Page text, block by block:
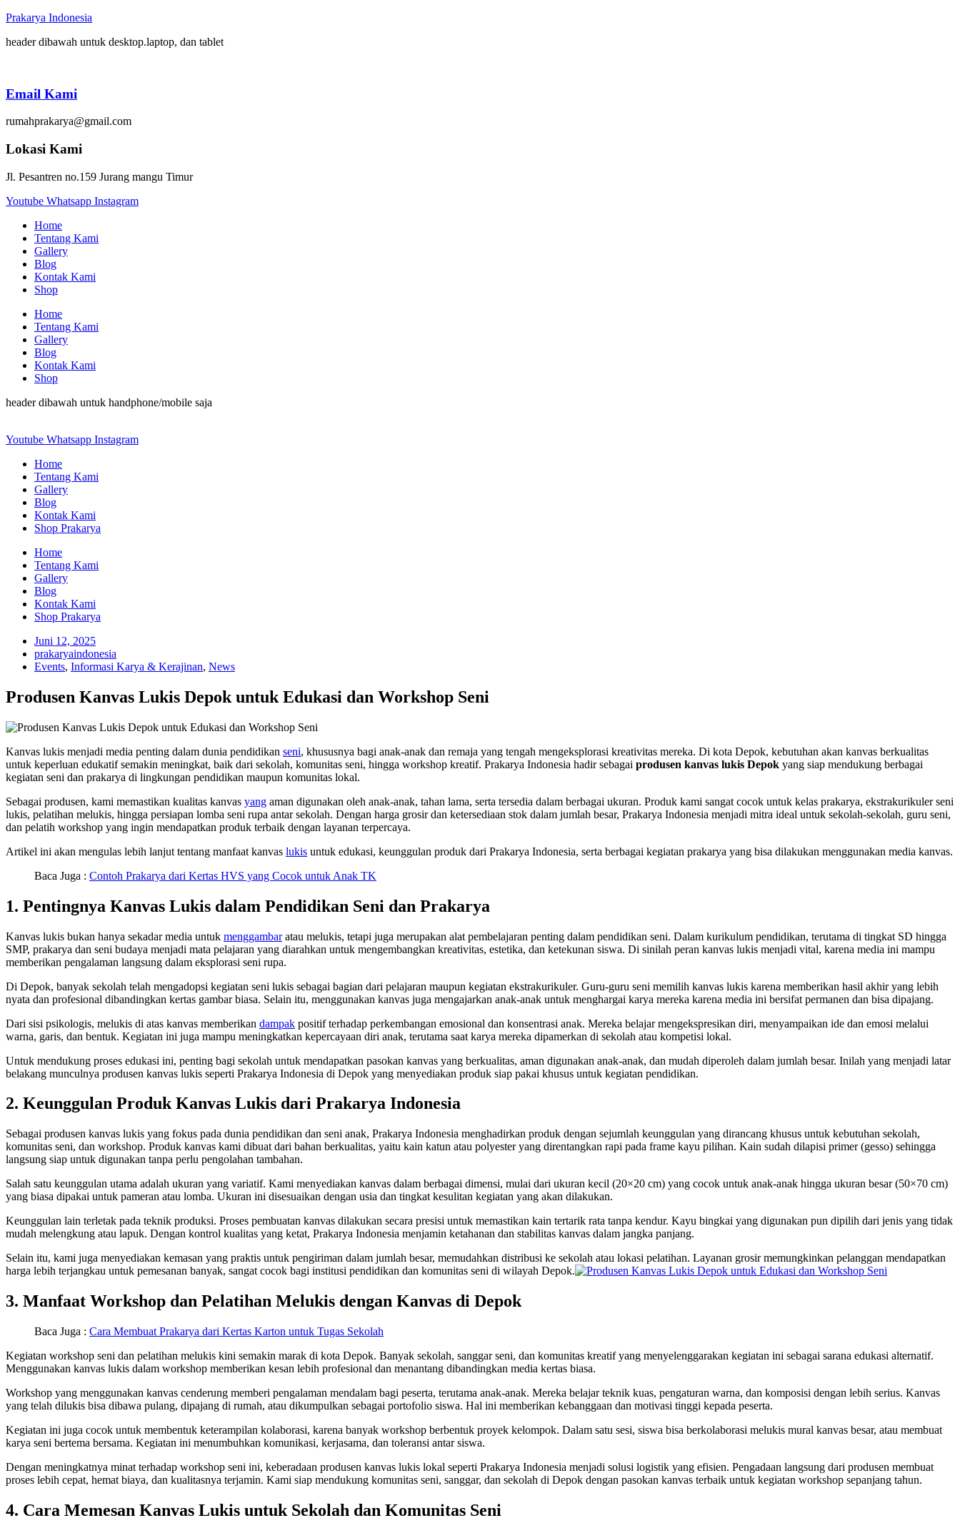
Prakarya Indonesia
header dibawah untuk desktop.laptop, dan tablet
Email Kami
rumahprakarya@gmail.com
Lokasi Kami
Jl. Pesantren no.159 Jurang mangu Timur
Youtube Whatsapp Instagram
Home
Tentang Kami
Gallery
Blog
Kontak Kami
Shop
Home
Tentang Kami
Gallery
Blog
Kontak Kami
Shop
header dibawah untuk handphone/mobile saja
Youtube Whatsapp Instagram
Home
Tentang Kami
Gallery
Blog
Kontak Kami
Shop Prakarya
Home
Tentang Kami
Gallery
Blog
Kontak Kami
Shop Prakarya
Juni 12, 2025
prakaryaindonesia
Events, Informasi Karya & Kerajinan, News
Produsen Kanvas Lukis Depok untuk Edukasi dan Workshop Seni
Kanvas lukis menjadi media penting dalam dunia pendidikan seni, khususnya bagi anak-anak dan remaja yang tengah mengeksplorasi kreativitas mereka. Di kota Depok, kebutuhan akan kanvas berkualitas
untuk keperluan edukatif semakin meningkat, baik dari sekolah, komunitas seni, hingga workshop kreatif. Prakarya Indonesia hadir sebagai produsen kanvas lukis Depok yang siap mendukung berbagai
kegiatan seni dan prakarya di lingkungan pendidikan maupun komunitas lokal.
Sebagai produsen, kami memastikan kualitas kanvas yang aman digunakan oleh anak-anak, tahan lama, serta tersedia dalam berbagai ukuran. Produk kami sangat cocok untuk kelas prakarya, ekstrakurikuler seni
lukis, pelatihan melukis, hingga persiapan lomba seni rupa antar sekolah. Dengan harga grosir dan ketersediaan stok dalam jumlah besar, Prakarya Indonesia menjadi mitra ideal untuk sekolah-sekolah, guru seni,
dan pelatih workshop yang ingin mendapatkan produk terbaik dengan layanan terpercaya.
Artikel ini akan mengulas lebih lanjut tentang manfaat kanvas lukis untuk edukasi, keunggulan produk dari Prakarya Indonesia, serta berbagai kegiatan prakarya yang bisa dilakukan menggunakan media kanvas.
Baca Juga : Contoh Prakarya dari Kertas HVS yang Cocok untuk Anak TK
1. Pentingnya Kanvas Lukis dalam Pendidikan Seni dan Prakarya
Kanvas lukis bukan hanya sekadar media untuk menggambaratau melukis, tetapi juga merupakan alat pembelajaran penting dalam pendidikan seni. Dalam kurikulum pendidikan, terutama di tingkat SD hingga
SMP, prakarya dan seni budaya menjadi mata pelajaran yang diarahkan untuk mengembangkan kreativitas, estetika, dan ketekunan siswa. Di sinilah peran kanvas lukis menjadi vital, karena media ini mampu
memberikan pengalaman langsung dalam eksplorasi seni rupa.
Di Depok, banyak sekolah telah mengadopsi kegiatan seni lukis sebagai bagian dari pelajaran maupun kegiatan ekstrakurikuler. Guru-guru seni memilih kanvas lukis karena memberikan hasil akhir yang lebih
nyata dan profesional dibandingkan kertas gambar biasa. Selain itu, menggunakan kanvas juga mengajarkan anak-anak untuk menghargai karya mereka karena media ini bersifat permanen dan bisa dipajang.
Dari sisi psikologis, melukis di atas kanvas memberikan dampak positif terhadap perkembangan emosional dan konsentrasi anak. Mereka belajar mengekspresikan diri, menyampaikan ide dan emosi melalui
warna, garis, dan bentuk. Kegiatan ini juga mampu meningkatkan kepercayaan diri anak, terutama saat karya mereka dipamerkan di sekolah atau kompetisi lokal.
Untuk mendukung proses edukasi ini, penting bagi sekolah untuk mendapatkan pasokan kanvas yang berkualitas, aman digunakan anak-anak, dan mudah diperoleh dalam jumlah besar. Inilah yang menjadi latar
belakang munculnya produsen kanvas lukis seperti Prakarya Indonesia di Depok yang menyediakan produk siap pakai khusus untuk kegiatan pendidikan.
2. Keunggulan Produk Kanvas Lukis dari Prakarya Indonesia
Sebagai produsen kanvas lukis yang fokus pada dunia pendidikan dan seni anak, Prakarya Indonesia menghadirkan produk dengan sejumlah keunggulan yang dirancang khusus untuk kebutuhan sekolah,
komunitas seni, dan workshop. Produk kanvas kami dibuat dari bahan berkualitas, yaitu kain katun atau polyester yang direntangkan rapi pada frame kayu pilihan. Kain sudah dilapisi primer (gesso) sehingga
langsung siap untuk digunakan tanpa perlu pengolahan tambahan.
Salah satu keunggulan utama adalah ukuran yang variatif. Kami menyediakan kanvas dalam berbagai dimensi, mulai dari ukuran kecil (20×20 cm) yang cocok untuk anak-anak hingga ukuran besar (50×70 cm)
yang biasa dipakai untuk pameran atau lomba. Ukuran ini disesuaikan dengan usia dan tingkat kesulitan kegiatan yang akan dilakukan.
Keunggulan lain terletak pada teknik produksi. Proses pembuatan kanvas dilakukan secara presisi untuk memastikan kain tertarik rata tanpa kendur. Kayu bingkai yang digunakan pun dipilih dari jenis yang tidak
mudah melengkung atau lapuk. Dengan kontrol kualitas yang ketat, Prakarya Indonesia menjamin ketahanan dan stabilitas kanvas dalam jangka panjang.
Selain itu, kami juga menyediakan kemasan yang praktis untuk pengiriman dalam jumlah besar, memudahkan distribusi ke sekolah atau lokasi pelatihan. Layanan grosir memungkinkan pelanggan mendapatkan
harga lebih terjangkau untuk pemesanan banyak, sangat cocok bagi institusi pendidikan dan komunitas seni di wilayah Depok.
3. Manfaat Workshop dan Pelatihan Melukis dengan Kanvas di Depok
Baca Juga : Cara Membuat Prakarya dari Kertas Karton untuk Tugas Sekolah
Kegiatan workshop seni dan pelatihan melukis kini semakin marak di kota Depok. Banyak sekolah, sanggar seni, dan komunitas kreatif yang menyelenggarakan kegiatan ini sebagai sarana edukasi alternatif.
Menggunakan kanvas lukis dalam workshop memberikan kesan lebih profesional dan menantang dibandingkan media kertas biasa.
Workshop yang menggunakan kanvas cenderung memberi pengalaman mendalam bagi peserta, terutama anak-anak. Mereka belajar teknik kuas, pengaturan warna, dan komposisi dengan lebih serius. Kanvas
yang telah dilukis bisa dibawa pulang, dipajang di rumah, atau dikumpulkan sebagai portofolio siswa. Hal ini memberikan kebanggaan dan motivasi tinggi kepada peserta.
Kegiatan ini juga cocok untuk membentuk keterampilan kolaborasi, karena banyak workshop berbentuk proyek kelompok. Dalam satu sesi, siswa bisa berkolaborasi melukis mural kanvas besar, atau membuat
karya seni bertema bersama. Kegiatan ini menumbuhkan komunikasi, kerjasama, dan toleransi antar siswa.
Dengan meningkatnya minat terhadap workshop seni ini, keberadaan produsen kanvas lukis lokal seperti Prakarya Indonesia menjadi solusi logistik yang efisien. Pengadaan langsung dari produsen membuat
proses lebih cepat, hemat biaya, dan kualitasnya terjamin. Kami siap mendukung komunitas seni, sanggar, dan sekolah di Depok dengan pasokan kanvas terbaik untuk kegiatan workshop sepanjang tahun.
4. Cara Memesan Kanvas Lukis untuk Sekolah dan Komunitas Seni